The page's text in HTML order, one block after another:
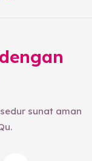
sunat aman